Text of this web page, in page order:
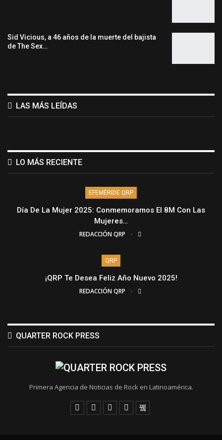
Sid Vicious, a 46 años de la muerte del bajista
de The Sex…
LAS MÁS LEÍDAS
LO MÁS RECIENTE
EFEMÉRIDE QRP
Día De La Mujer 2025: Conmemoramos El 8M Con Las
Mujeres…
REDACCIÓN QRP
QRP
¡QRP Te Desea Feliz Año Nuevo 2025!
REDACCIÓN QRP
QUARTER ROCK PRESS
Primera Agencia de Noticias de Rock en Latinoamérica.